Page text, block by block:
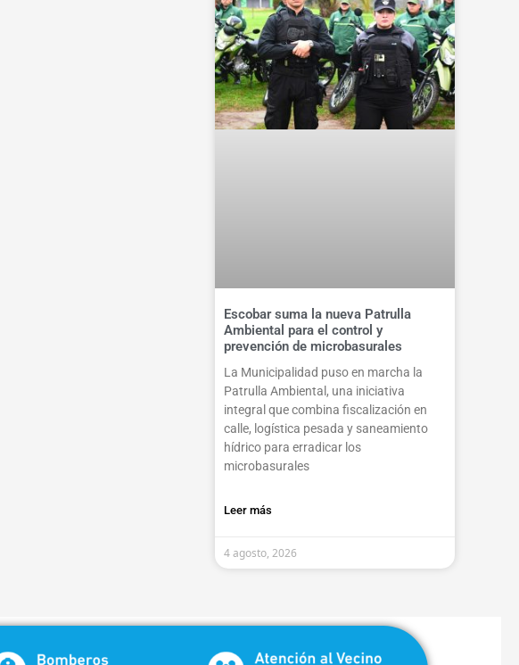
Escobar suma la nueva Patrulla
Ambiental para el control y
prevención de microbasurales
La Municipalidad puso en marcha la
Patrulla Ambiental, una iniciativa
integral que combina fiscalización en
calle, logística pesada y saneamiento
hídrico para erradicar los
microbasurales
Leer más
4 agosto, 2026